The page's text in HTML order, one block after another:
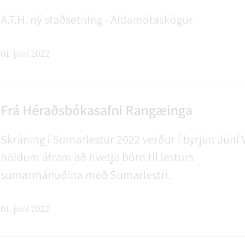
A.T.H. ný staðsetning - Aldamótaskógur
01. júní 2022
Frá Héraðsbókasafni Rangæinga
Skráning í Sumarlestur 2022 verður í byrjun Júní Við
höldum áfram að hvetja börn til lesturs
sumarmánuðina með Sumarlestri.
01. júní 2022